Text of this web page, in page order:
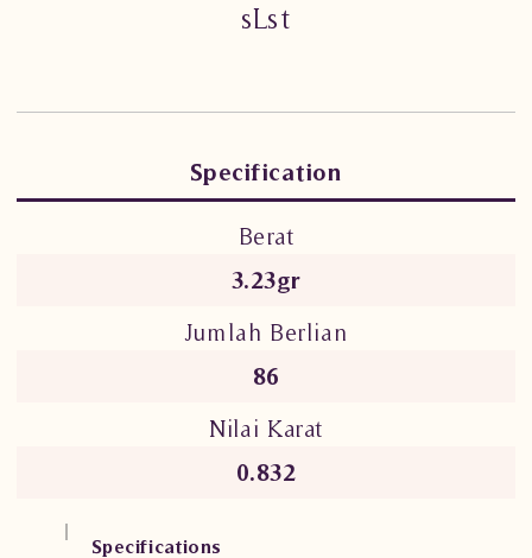
sLst
Specification
Berat
3.23gr
Jumlah Berlian
86
Nilai Karat
0.832
Specifications